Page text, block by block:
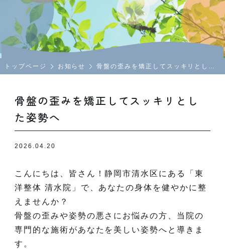
トップページ お知らせ 骨盤の歪みを矯正してスッキリとした姿勢へ
骨盤の歪みを矯正してスッキリとし
た姿勢へ
2026.04.20
こんにちは、皆さん！静岡市清水区にある「東
洋整体 清水院」で、あなたの身体を健やかに整
えませんか？
骨盤の歪みや姿勢の悪さにお悩みの方、当院の
専門的な施術があなたを美しい姿勢へと導きま
す。